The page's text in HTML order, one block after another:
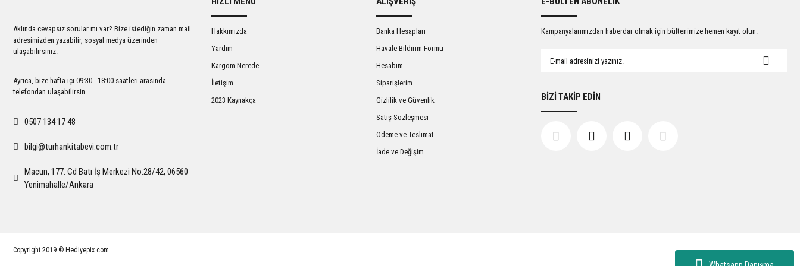
Ürün fiyatı diğer sitelerden daha pahalı.
Bu ürüne benzer farklı alternatifler olmalı.
Gönder
Aklında cevapsız sorular mı var? Bize istediğin zaman mail
adresimizden yazabilir, sosyal medya üzerinden
ulaşabilirsiniz.
Ayrıca, bize hafta içi 09:30 - 18:00 saatleri arasında
telefondan ulaşabilirsin.
0507 134 17 48
bilgi@turhankitabevi.com.tr
Macun, 177. Cd Batı İş Merkezi No:28/42, 06560
Yenimahalle/Ankara
Hakkımızda
Yardım
Kargom Nerede
İletişim
2023 Kaynakça
Banka Hesapları
Havale Bildirim Formu
Hesabım
Siparişlerim
Gizlilik ve Güvenlik
Satış Sözleşmesi
Ödeme ve Teslimat
İade ve Değişim
Kampanyalarımızdan haberdar olmak için bültenimize hemen kayıt olun.
BİZİ TAKİP EDİN
Copyright 2019 © Hediyepix.com